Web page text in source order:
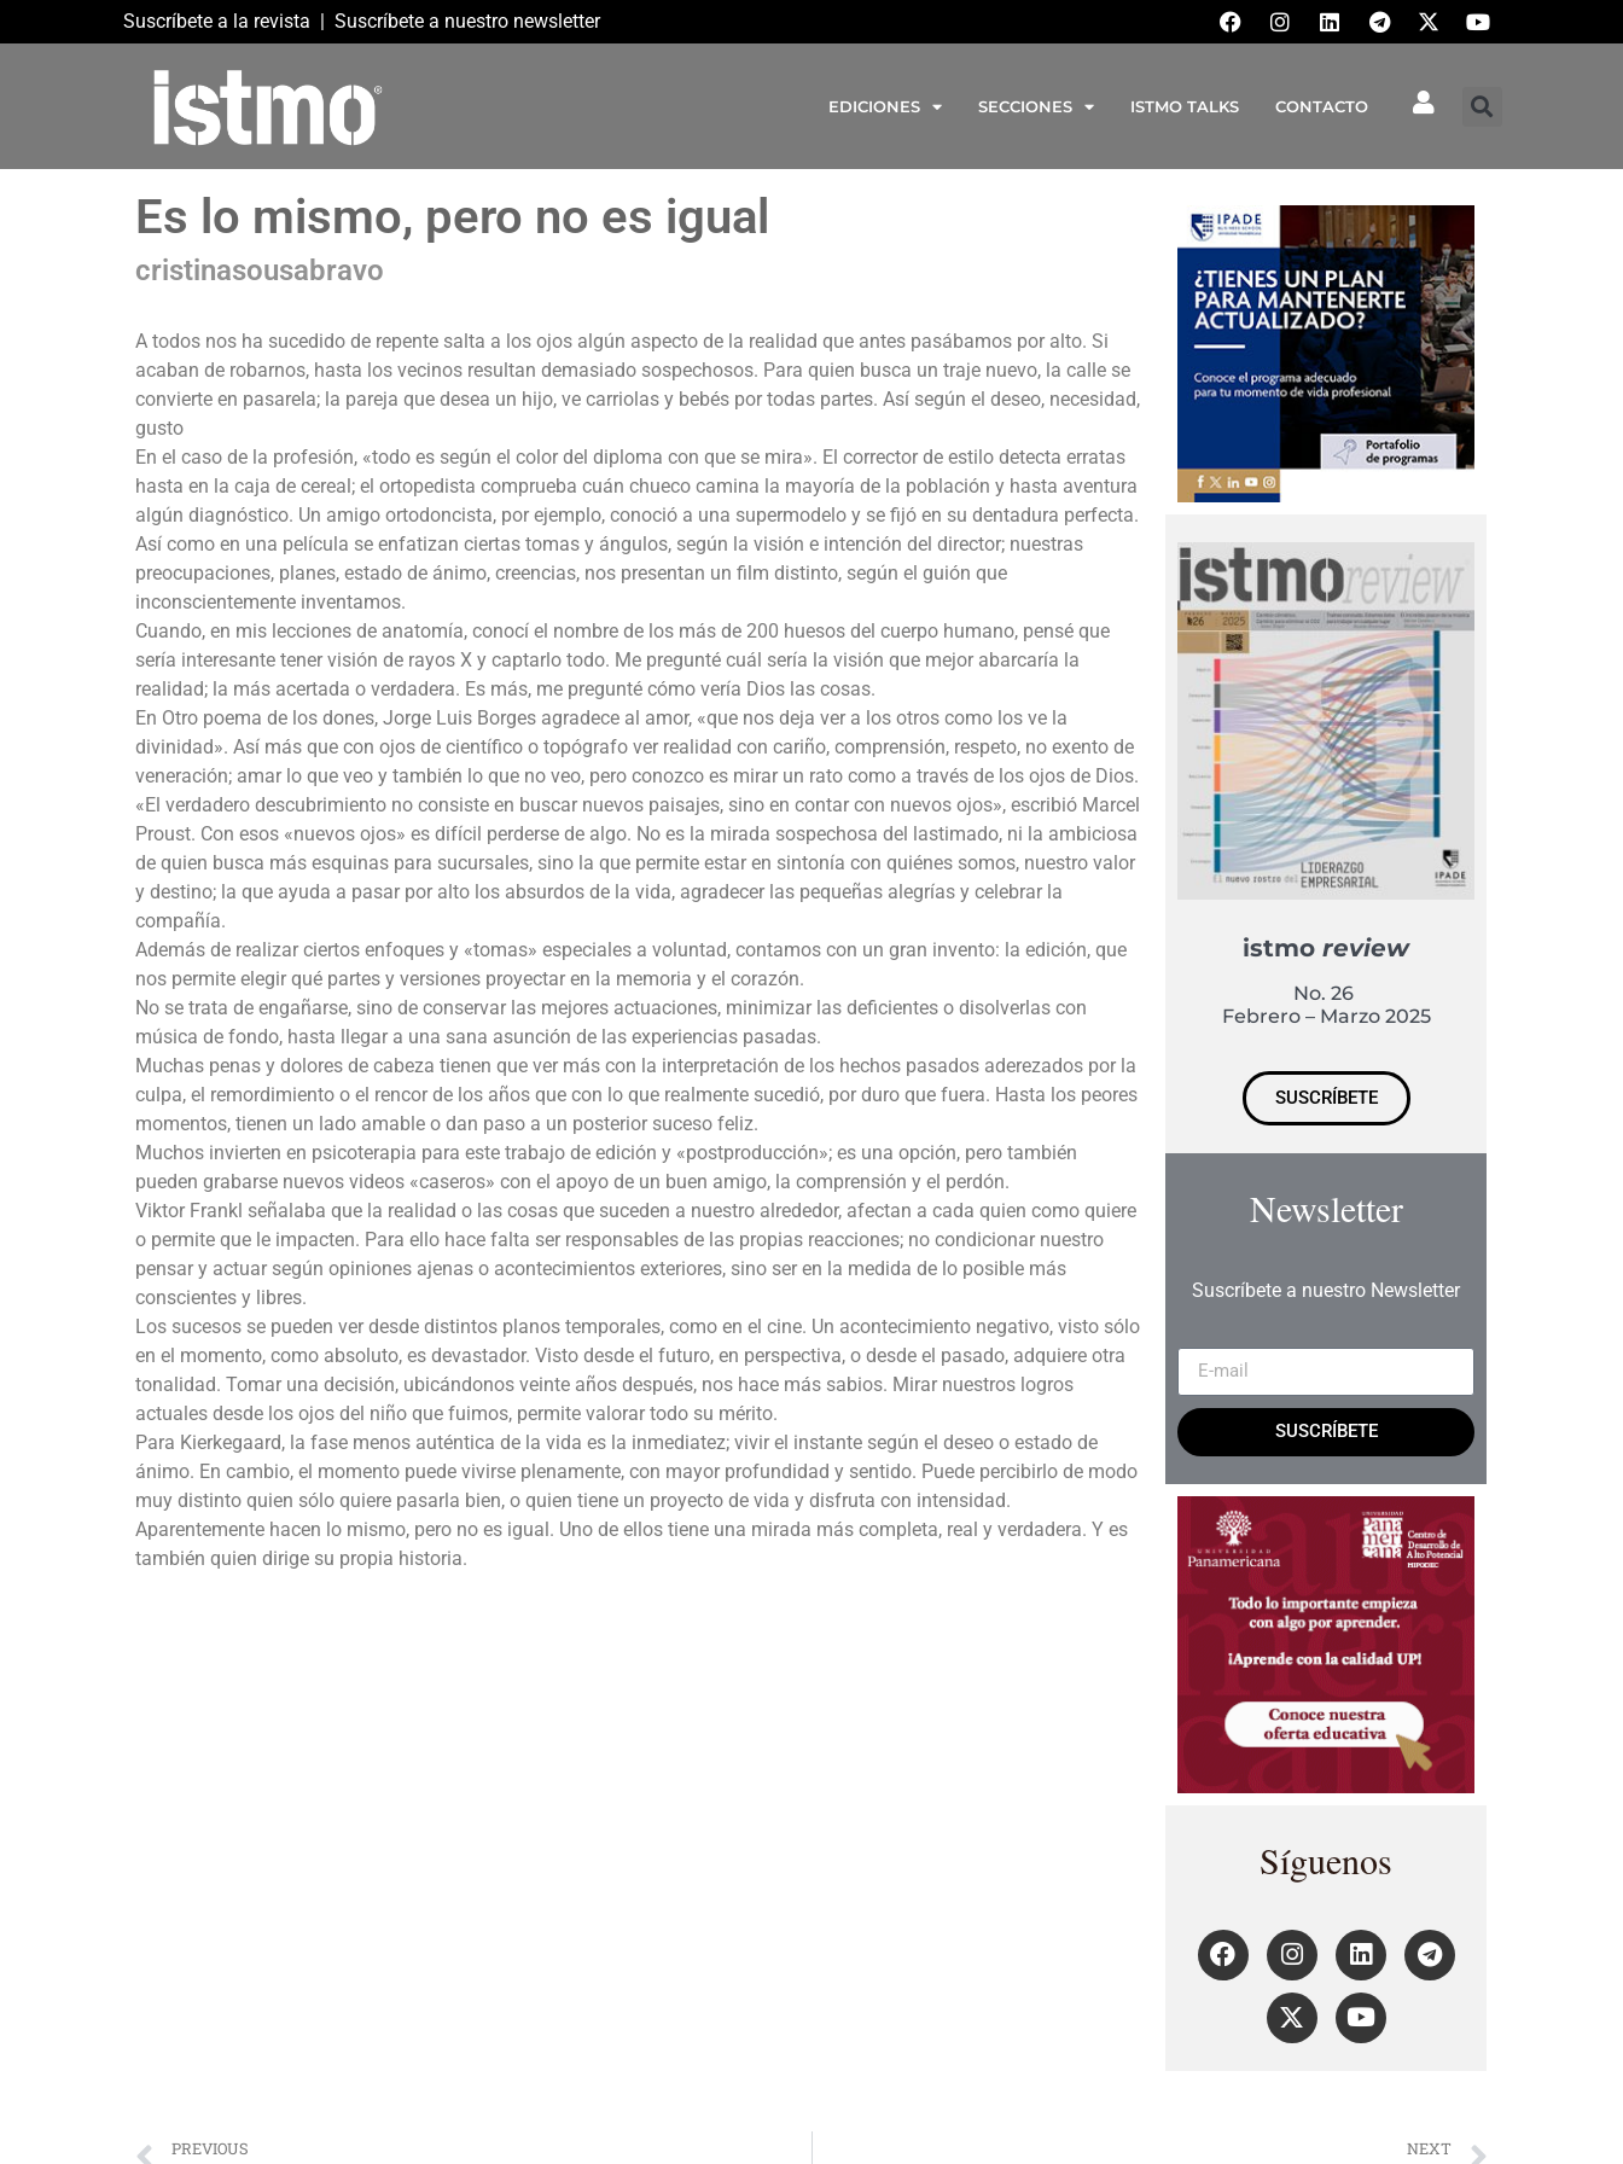
Suscríbete a la revista | Suscríbete a nuestro newsletter
EDICIONES SECCIONES ISTMO TALKS CONTACTO
Es lo mismo, pero no es igual
cristinasousabravo
A todos nos ha sucedido de repente salta a los ojos algún aspecto de la realidad que antes pasábamos por alto. Si
acaban de robarnos, hasta los vecinos resultan demasiado sospechosos. Para quien busca un traje nuevo, la calle se
convierte en pasarela; la pareja que desea un hijo, ve carriolas y bebés por todas partes. Así según el deseo, necesidad,
gusto
En el caso de la profesión, «todo es según el color del diploma con que se mira». El corrector de estilo detecta erratas
hasta en la caja de cereal; el ortopedista comprueba cuán chueco camina la mayoría de la población y hasta aventura
algún diagnóstico. Un amigo ortodoncista, por ejemplo, conoció a una supermodelo y se fijó en su dentadura perfecta.
Así como en una película se enfatizan ciertas tomas y ángulos, según la visión e intención del director; nuestras
preocupaciones, planes, estado de ánimo, creencias, nos presentan un film distinto, según el guión que
inconscientemente inventamos.
Cuando, en mis lecciones de anatomía, conocí el nombre de los más de 200 huesos del cuerpo humano, pensé que
sería interesante tener visión de rayos X y captarlo todo. Me pregunté cuál sería la visión que mejor abarcaría la
realidad; la más acertada o verdadera. Es más, me pregunté cómo vería Dios las cosas.
En Otro poema de los dones, Jorge Luis Borges agradece al amor, «que nos deja ver a los otros como los ve la
divinidad». Así más que con ojos de científico o topógrafo ver realidad con cariño, comprensión, respeto, no exento de
veneración; amar lo que veo y también lo que no veo, pero conozco es mirar un rato como a través de los ojos de Dios.
«El verdadero descubrimiento no consiste en buscar nuevos paisajes, sino en contar con nuevos ojos», escribió Marcel
Proust. Con esos «nuevos ojos» es difícil perderse de algo. No es la mirada sospechosa del lastimado, ni la ambiciosa
de quien busca más esquinas para sucursales, sino la que permite estar en sintonía con quiénes somos, nuestro valor
y destino; la que ayuda a pasar por alto los absurdos de la vida, agradecer las pequeñas alegrías y celebrar la
compañía.
Además de realizar ciertos enfoques y «tomas» especiales a voluntad, contamos con un gran invento: la edición, que
nos permite elegir qué partes y versiones proyectar en la memoria y el corazón.
No se trata de engañarse, sino de conservar las mejores actuaciones, minimizar las deficientes o disolverlas con
música de fondo, hasta llegar a una sana asunción de las experiencias pasadas.
Muchas penas y dolores de cabeza tienen que ver más con la interpretación de los hechos pasados aderezados por la
culpa, el remordimiento o el rencor de los años que con lo que realmente sucedió, por duro que fuera. Hasta los peores
momentos, tienen un lado amable o dan paso a un posterior suceso feliz.
Muchos invierten en psicoterapia para este trabajo de edición y «postproducción»; es una opción, pero también
pueden grabarse nuevos videos «caseros» con el apoyo de un buen amigo, la comprensión y el perdón.
Viktor Frankl señalaba que la realidad o las cosas que suceden a nuestro alrededor, afectan a cada quien como quiere
o permite que le impacten. Para ello hace falta ser responsables de las propias reacciones; no condicionar nuestro
pensar y actuar según opiniones ajenas o acontecimientos exteriores, sino ser en la medida de lo posible más
conscientes y libres.
Los sucesos se pueden ver desde distintos planos temporales, como en el cine. Un acontecimiento negativo, visto sólo
en el momento, como absoluto, es devastador. Visto desde el futuro, en perspectiva, o desde el pasado, adquiere otra
tonalidad. Tomar una decisión, ubicándonos veinte años después, nos hace más sabios. Mirar nuestros logros
actuales desde los ojos del niño que fuimos, permite valorar todo su mérito.
Para Kierkegaard, la fase menos auténtica de la vida es la inmediatez; vivir el instante según el deseo o estado de
ánimo. En cambio, el momento puede vivirse plenamente, con mayor profundidad y sentido. Puede percibirlo de modo
muy distinto quien sólo quiere pasarla bien, o quien tiene un proyecto de vida y disfruta con intensidad.
Aparentemente hacen lo mismo, pero no es igual. Uno de ellos tiene una mirada más completa, real y verdadera. Y es
también quien dirige su propia historia.
istmoreview
No. 26
Febrero – Marzo 2025
SUSCRÍBETE
Newsletter
Suscríbete a nuestro Newsletter
SUSCRÍBETE
Síguenos
PREVIOUS NEXT